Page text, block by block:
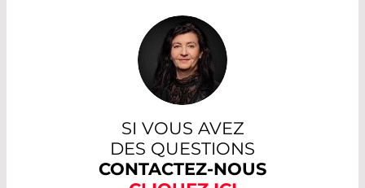
SI VOUS AVEZ
DES QUESTIONS
CONTACTEZ-NOUS